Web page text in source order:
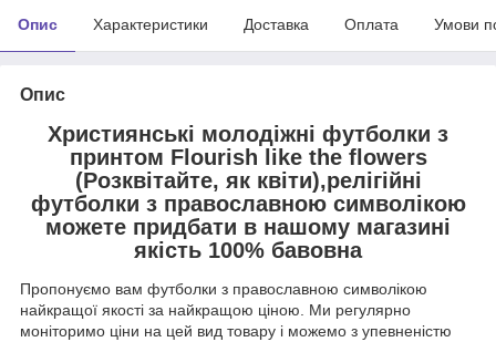
Опис Характеристики Доставка Оплата Умови
Опис
Християнські молодіжні футболки з
принтом Flourish like the flowers
(Розквітайте, як квіти),релігійні
футболки з православною символікою
можете придбати в нашому магазині
якість 100% бавовна
Пропонуємо вам футболки з православною символікою
найкращої якості за найкращою ціною. Ми регулярно
моніторимо ціни на цей вид товару і можемо з упевненістю